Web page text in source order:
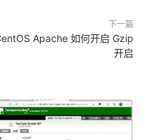
下一篇
Apache 如何开启 Gzip
开启